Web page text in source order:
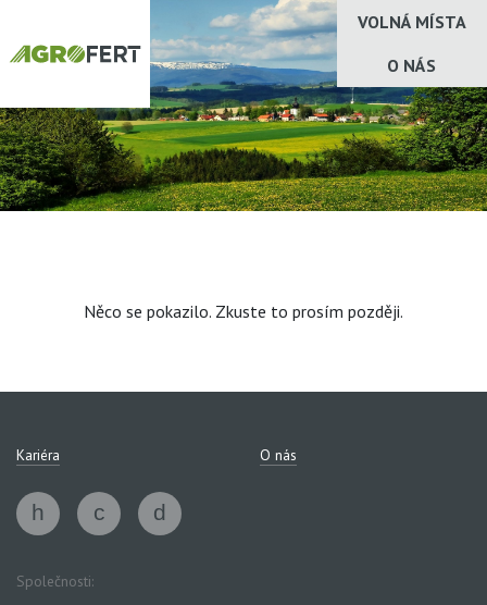
VOLNÁ MÍSTA
O NÁS
Něco se pokazilo. Zkuste to prosím později.
Kariéra O nás
Společnosti: